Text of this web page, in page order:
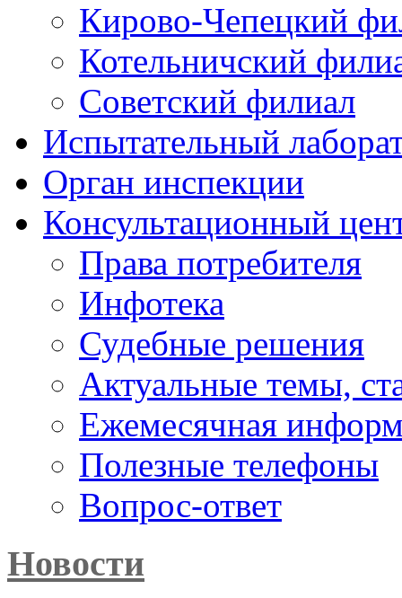
Кирово-Чепецкий
Котельничский
Советский филиал
Испытательный
Орган инспекции
Консультационный
Права потребителя
Инфотека
Судебные решения
Актуальные темы,
Ежемесячная
Полезные телефоны
Вопрос-ответ
Новости